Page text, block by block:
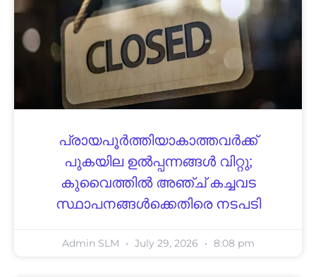
പ്രായപൂർത്തിയാകാത്തവർക്ക്
പുകയില ഉൽപ്പന്നങ്ങൾ വിറ്റു;
കുവൈത്തിൽ അഞ്ച് കച്ചവട
സ്ഥാപനങ്ങൾക്കെതിരെ നടപടി
Admin SLM July 29, 2026 8:08 pm